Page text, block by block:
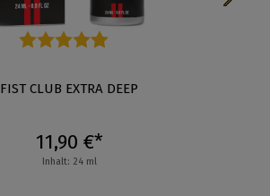
FIST CLUB EXTRA DEEP
11,90 €*
Inhalt: 24 ml